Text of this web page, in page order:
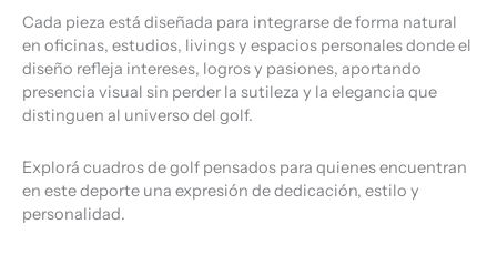
Cada pieza está diseñada para integrarse de forma natural
en oficinas, estudios, livings y espacios personales donde el
diseño refleja intereses, logros y pasiones, aportando
presencia visual sin perder la sutileza y la elegancia que
distinguen al universo del golf.
Explorá cuadros de golf pensados para quienes encuentran
en este deporte una expresión de dedicación, estilo y
personalidad.